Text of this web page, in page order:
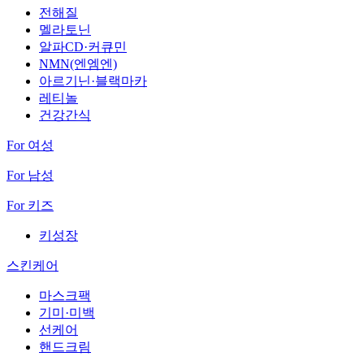
전해질
멜라토닌
알파CD·커큐민
NMN(엔엠엔)
아르기닌·블랙마카
레티놀
건강간식
For 여성
For 남성
For 키즈
키성장
스킨케어
마스크팩
기미·미백
선케어
핸드크림